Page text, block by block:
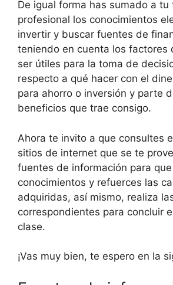
De igual forma has sumado a tu
profesional los conocimientos
invertir y buscar fuentes de
teniendo en cuenta los factores
ser útiles para la toma de
respecto a qué hacer con el
para ahorro o inversión y parte
beneficios que trae consigo.
Ahora te invito a que consultes
sitios de internet que se te
fuentes de información para
conocimientos y refuerces las
adquiridas, así mismo, realiza
correspondientes para concluir
clase.
¡Vas muy bien, te espero en la